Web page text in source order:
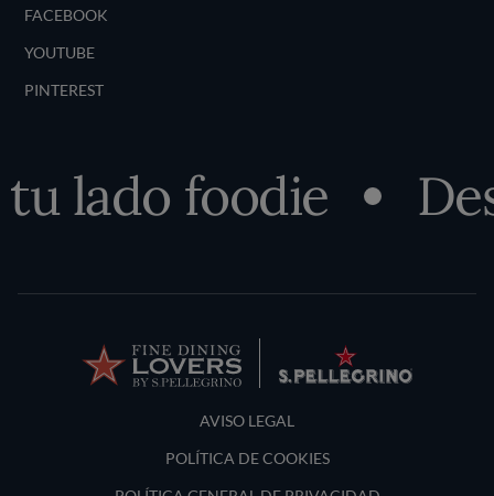
FACEBOOK
YOUTUBE
PINTEREST
lado foodie
Terms and Conditions
AVISO LEGAL
POLÍTICA DE COOKIES